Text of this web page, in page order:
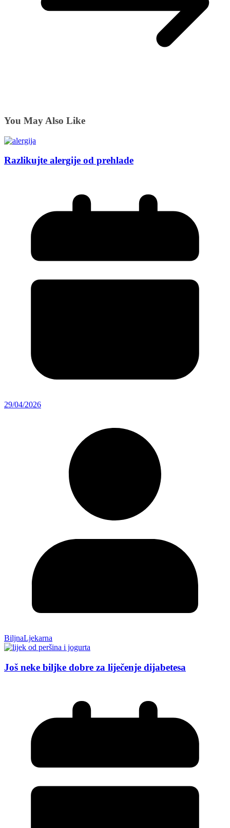
You May Also Like
Razlikujte alergije od prehlade
29/04/2026
BiljnaLjekarna
Još neke biljke dobre za liječenje dijabetesa